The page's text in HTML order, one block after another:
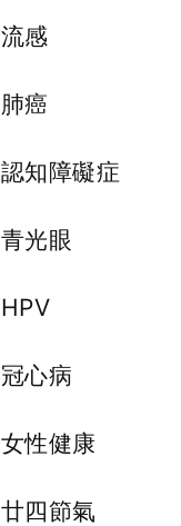
流感
肺癌
認知障礙症
青光眼
HPV
冠心病
女性健康
廿四節氣